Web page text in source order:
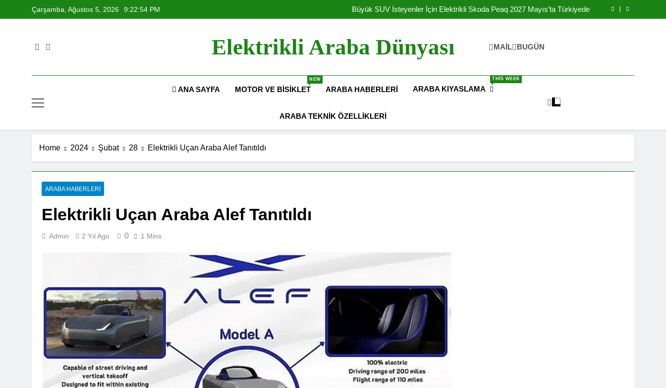
to
Çarşamba, Ağustos 5, 2026 9:22:56 PM
Amerika Elektrikli Okul Otobüsleri İle Şebekeyi Destekliyor
Hyundai Motor Türkiye’de Üreteceği IONIQ 3 Elektrikli Arabanın Yanında
Amerika Elektrikli Okul Otobüsleri İle Şebekeyi Destekliyor
Hyundai Motor Türkiye’de Üreteceği IONIQ 3 Elektrikli Arabanın Yanında
Elektrikli Araba Dünyası MAIL BUGÜN
ANA SAYFA MOTOR VE BISIKLET
NEW
ARABA HABERLERI ARABA KIYASLAMA
THIS WEEK
ARABA TEKNIK ÖZELLIKLERI
Home 2024 Şubat 28 Elektrikli Uçan Araba Alef Tanıtıldı
ARABA HABERLERI
Elektrikli Uçan Araba Alef Tanıtıldı
Admin 2 Yıl Ago 0 1 Mins